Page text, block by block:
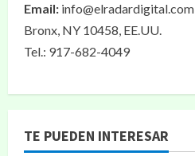
Email: info@elradardigital.com
Bronx, NY 10458, EE.UU.
Tel.: 917-682-4049
TE PUEDEN INTERESAR